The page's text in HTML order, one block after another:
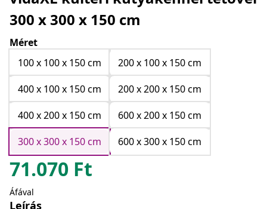
300 x 300 x 150 cm
Méret
100 x 100 x 150 cm
200 x 100 x 150 cm
400 x 100 x 150 cm
200 x 200 x 150 cm
400 x 200 x 150 cm
600 x 200 x 150 cm
300 x 300 x 150 cm
600 x 300 x 150 cm
71.070 Ft
Áfával
Leírás